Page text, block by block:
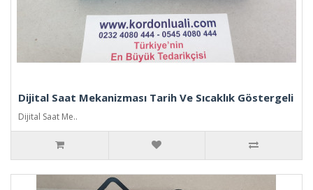
Dijital Saat Mekanizması Tarih Ve Sıcaklık Göstergeli
Dijital Saat Me..